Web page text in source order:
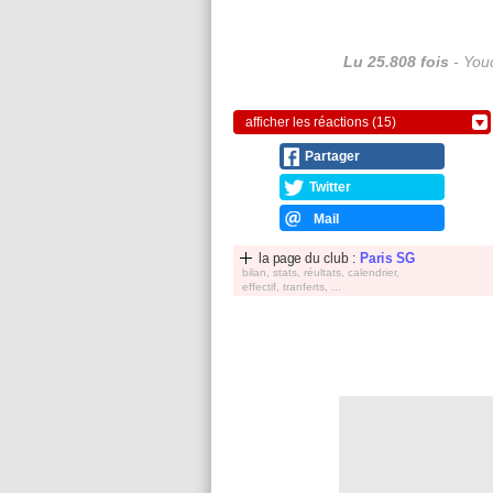
Lu 25.808 fois -
afficher les réactions (15)
Partager
Twitter
Mail
la page du club : Paris SG
bilan, stats, réultats, calendrier,
effectif, tranferts, ...